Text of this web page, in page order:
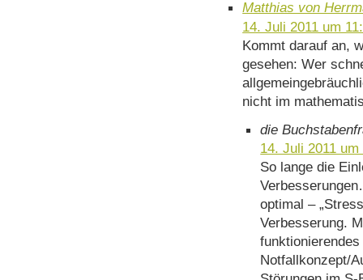
Matthias von
14. Juli 2011 um
Kommt darauf an,
gesehen: Wer
nicht im
die
14. Juli 2011
So lange die
optimal –
Verbesserung.
funktionierendes
Notfallkonzept/